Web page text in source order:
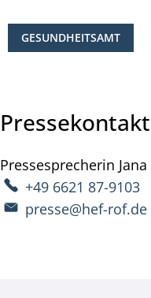
GESUNDHEITSAMT
Pressekontakt
Pressesprecherin Jana
+49 6621 87-9103
presse@hef-rof.de